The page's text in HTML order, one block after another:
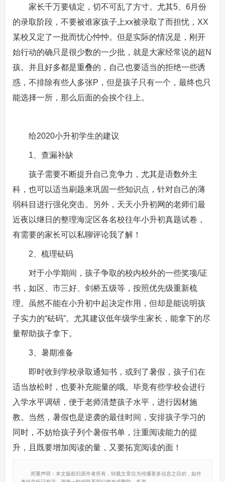
家长千万要镇定，切不可乱了方寸。尤其5、6月份
的录取阶段，不要被谁家孩子上xx被录取了而担忧，XX
某校又定了一批而忧心忡忡。但是实际的情况是，刚开
始行动的确只是很少数的一少批，就是大家经常说的超N
孩。并且好多都是重叠的，自己也要适当的拒绝一些诱
惑，不排除有些人多张P，但是孩子只有一个，最终也只
能选择一所，那么后面的会挨个往上。
给2020小升初学生的建议
1、查漏补缺
孩子需要不断提升自己竞争力，尤其是语数外主
科，也可以适当刷题来巩固一些知识点，针对自己的薄
弱科目进行强化突击。另外，天天小升初网的老师们最
近夜以继日的整理海淀区各名校往年小升初真题试卷，
有需要的家长可以私聊评论我了解！
2、梳理砝码
对于小学期间，孩子争取的校内校外的一些奖项/证
书，如区、市三好、剑桥五级等，按照优先级重新梳
理。虽然不能在小升初中起决定作用，但却是能说明孩
子实力的“砝码”。尤其建议低年级学生家长，能拿下的尽
量帮助孩子拿下。
3、暑期准备
即时收到学校录取通知书，或到了暑假，孩子们在
适当放松时，也要补充能量的哦。毕竟有些学校会进行
入学水平调研，便于老师清楚孩子水平，进行因材施
教。当然，暑假也是逆袭的最佳时间，安排孩子学习的
同时，不妨给孩子列个暑假书单，注重阅读能力的提
升，且既要增加阅读的量，又要拓宽阅读的面！
郑重声明：本文版权归原作者所有，转载文章仅为传播更多信息之目的，如作